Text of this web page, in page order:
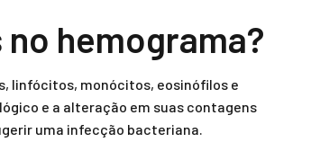
hemograma?
linfócitos, monócitos, eosinófilos e
e a alteração em suas contagens
uma infecção bacteriana.